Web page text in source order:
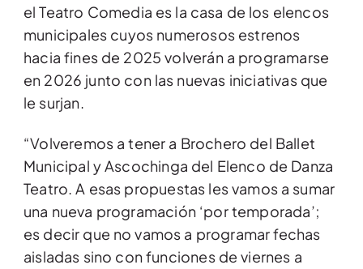
el Teatro Comedia es la casa de los elencos
municipales cuyos numerosos estrenos
hacia fines de 2025 volverán a programarse
en 2026 junto con las nuevas iniciativas que
le surjan.
“Volveremos a tener a Brochero del Ballet
Municipal y Ascochinga del Elenco de Danza
Teatro. A esas propuestas les vamos a sumar
una nueva programación ‘por temporada’;
es decir que no vamos a programar fechas
aisladas sino con funciones de viernes a